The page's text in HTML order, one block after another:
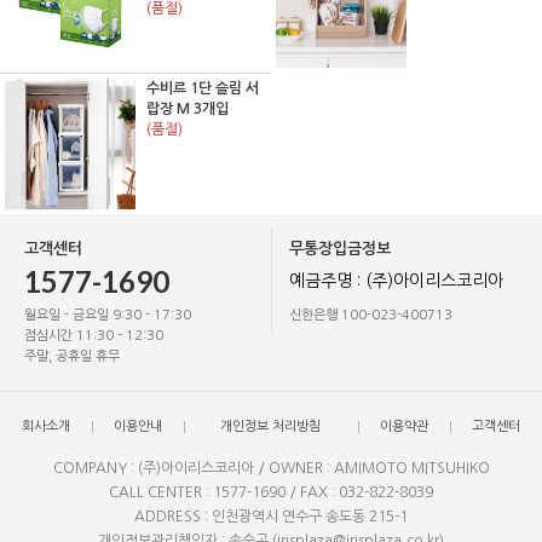
(품절)
수비르 1단 슬림 서
랍장 M 3개입
(품절)
고객센터
1577-1690
월요일 - 금요일 9:30 - 17:30
점심시간 11:30 - 12:30
주말, 공휴일 휴무
무통장입금정보
예금주명 : (주)아이리스코리아
신한은행 100-023-400713
회사소개 이용안내 개인정보 처리방침 이용약관 고객센터
COMPANY : (주)아이리스코리아 / OWNER : AMIMOTO MITSUHIKO
CALL CENTER : 1577-1690 / FAX : 032-822-8039
ADDRESS : 인천광역시 연수구 송도동 215-1